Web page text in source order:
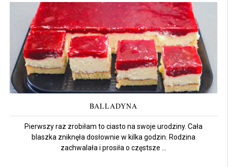
BALLADYNA
Pierwszy raz zrobiłam to ciasto na swoje urodziny. Cała
blaszka zniknęła dosłownie w kilka godzin. Rodzina
zachwalała i prosiła o częstsze ...